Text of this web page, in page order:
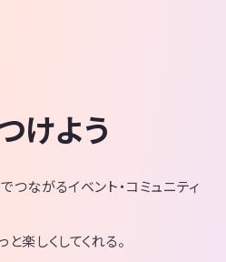
けよう
つながるイベント・コミュニティ
楽しくしてくれる。